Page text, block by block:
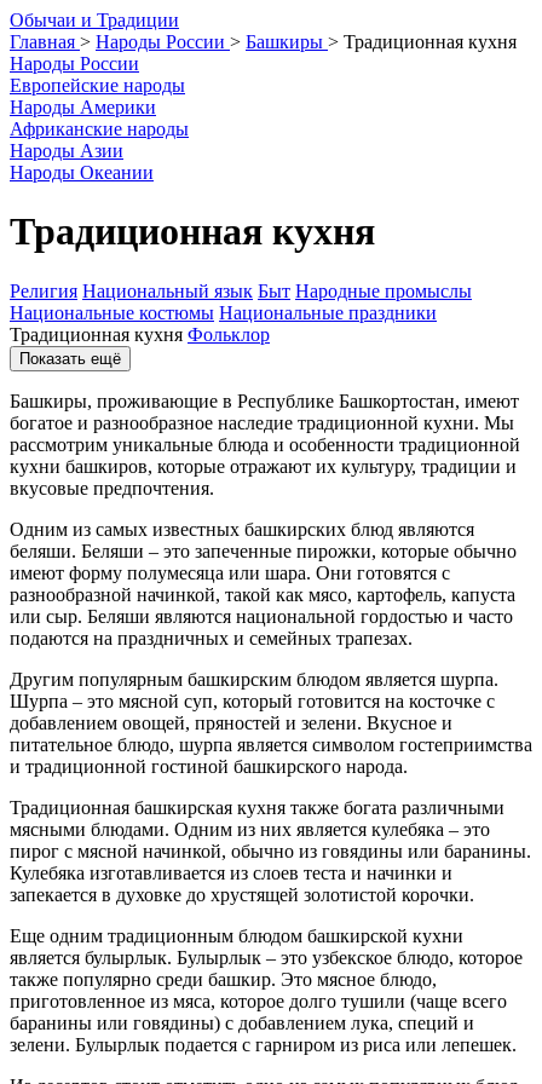
Обычаи и Традиции
Главная > Народы России > Башкиры > Традиционная кухня
Народы России
Европейские народы
Народы Америки
Африканские народы
Народы Азии
Народы Океании
Традиционная кухня
Религия Национальный язык Быт Народные промыслы
Национальные костюмы Национальные праздники
Традиционная кухня Фольклор
Показать ещё
Башкиры, проживающие в Республике Башкортостан, имеют
богатое и разнообразное наследие традиционной кухни. Мы
рассмотрим уникальные блюда и особенности традиционной
кухни башкиров, которые отражают их культуру, традиции и
вкусовые предпочтения.
Одним из самых известных башкирских блюд являются
беляши. Беляши – это запеченные пирожки, которые обычно
имеют форму полумесяца или шара. Они готовятся с
разнообразной начинкой, такой как мясо, картофель, капуста
или сыр. Беляши являются национальной гордостью и часто
подаются на праздничных и семейных трапезах.
Другим популярным башкирским блюдом является шурпа.
Шурпа – это мясной суп, который готовится на косточке с
добавлением овощей, пряностей и зелени. Вкусное и
питательное блюдо, шурпа является символом гостеприимства
и традиционной гостиной башкирского народа.
Традиционная башкирская кухня также богата различными
мясными блюдами. Одним из них является кулебяка – это
пирог с мясной начинкой, обычно из говядины или баранины.
Кулебяка изготавливается из слоев теста и начинки и
запекается в духовке до хрустящей золотистой корочки.
Еще одним традиционным блюдом башкирской кухни
является булырлык. Булырлык – это узбекское блюдо, которое
также популярно среди башкир. Это мясное блюдо,
приготовленное из мяса, которое долго тушили (чаще всего
баранины или говядины) с добавлением лука, специй и
зелени. Булырлык подается с гарниром из риса или лепешек.